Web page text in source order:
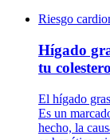
Riesgo
Hígado
tu
El hígado
Es un
hecho, la